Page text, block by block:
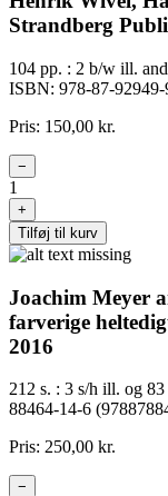
Strandberg
104 pp. : 2 b/w ill.
ISBN: 978-87-92949-
Pris: 150,00 kr.
−
1
+
Tilføj til kurv
Joachim Meyer
farverige
2016
212 s. : 3 s/h ill. og
88464-14-6
Pris: 250,00 kr.
−